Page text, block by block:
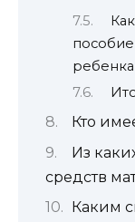
ребенка
Кто
Из
средств
Каким